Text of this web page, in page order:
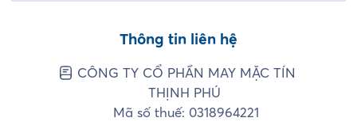
Thông tin liên hệ
CÔNG TY CỔ PHẦN MAY MẶC TÍN
THỊNH PHÚ
Mã số thuế: 0318964221